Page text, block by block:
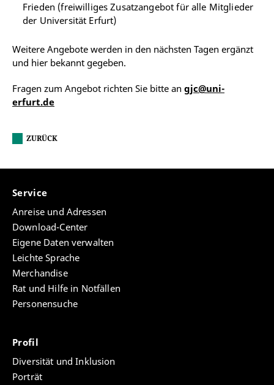
Frieden (freiwilliges Zusatzangebot für alle Mitglieder
der Universität Erfurt)
Weitere Angebote werden in den nächsten Tagen ergänzt
und hier bekannt gegeben.
Fragen zum Angebot richten Sie bitte an gjc@uni-
erfurt.de
ZURÜCK
Service
Anreise und Adressen
Download-Center
Eigene Daten verwalten
Leichte Sprache
Merchandise
Rat und Hilfe in Notfällen
Personensuche
Profil
Diversität und Inklusion
Porträt